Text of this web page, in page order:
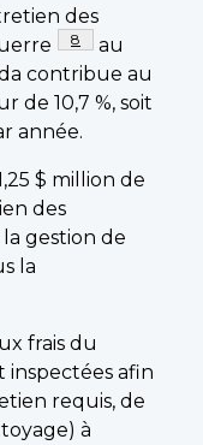
des
Footnote
8
au
contribue au
de 10,7 %, soit
année.
$ million de
des
gestion de
la
frais du
afin
requis, de
à